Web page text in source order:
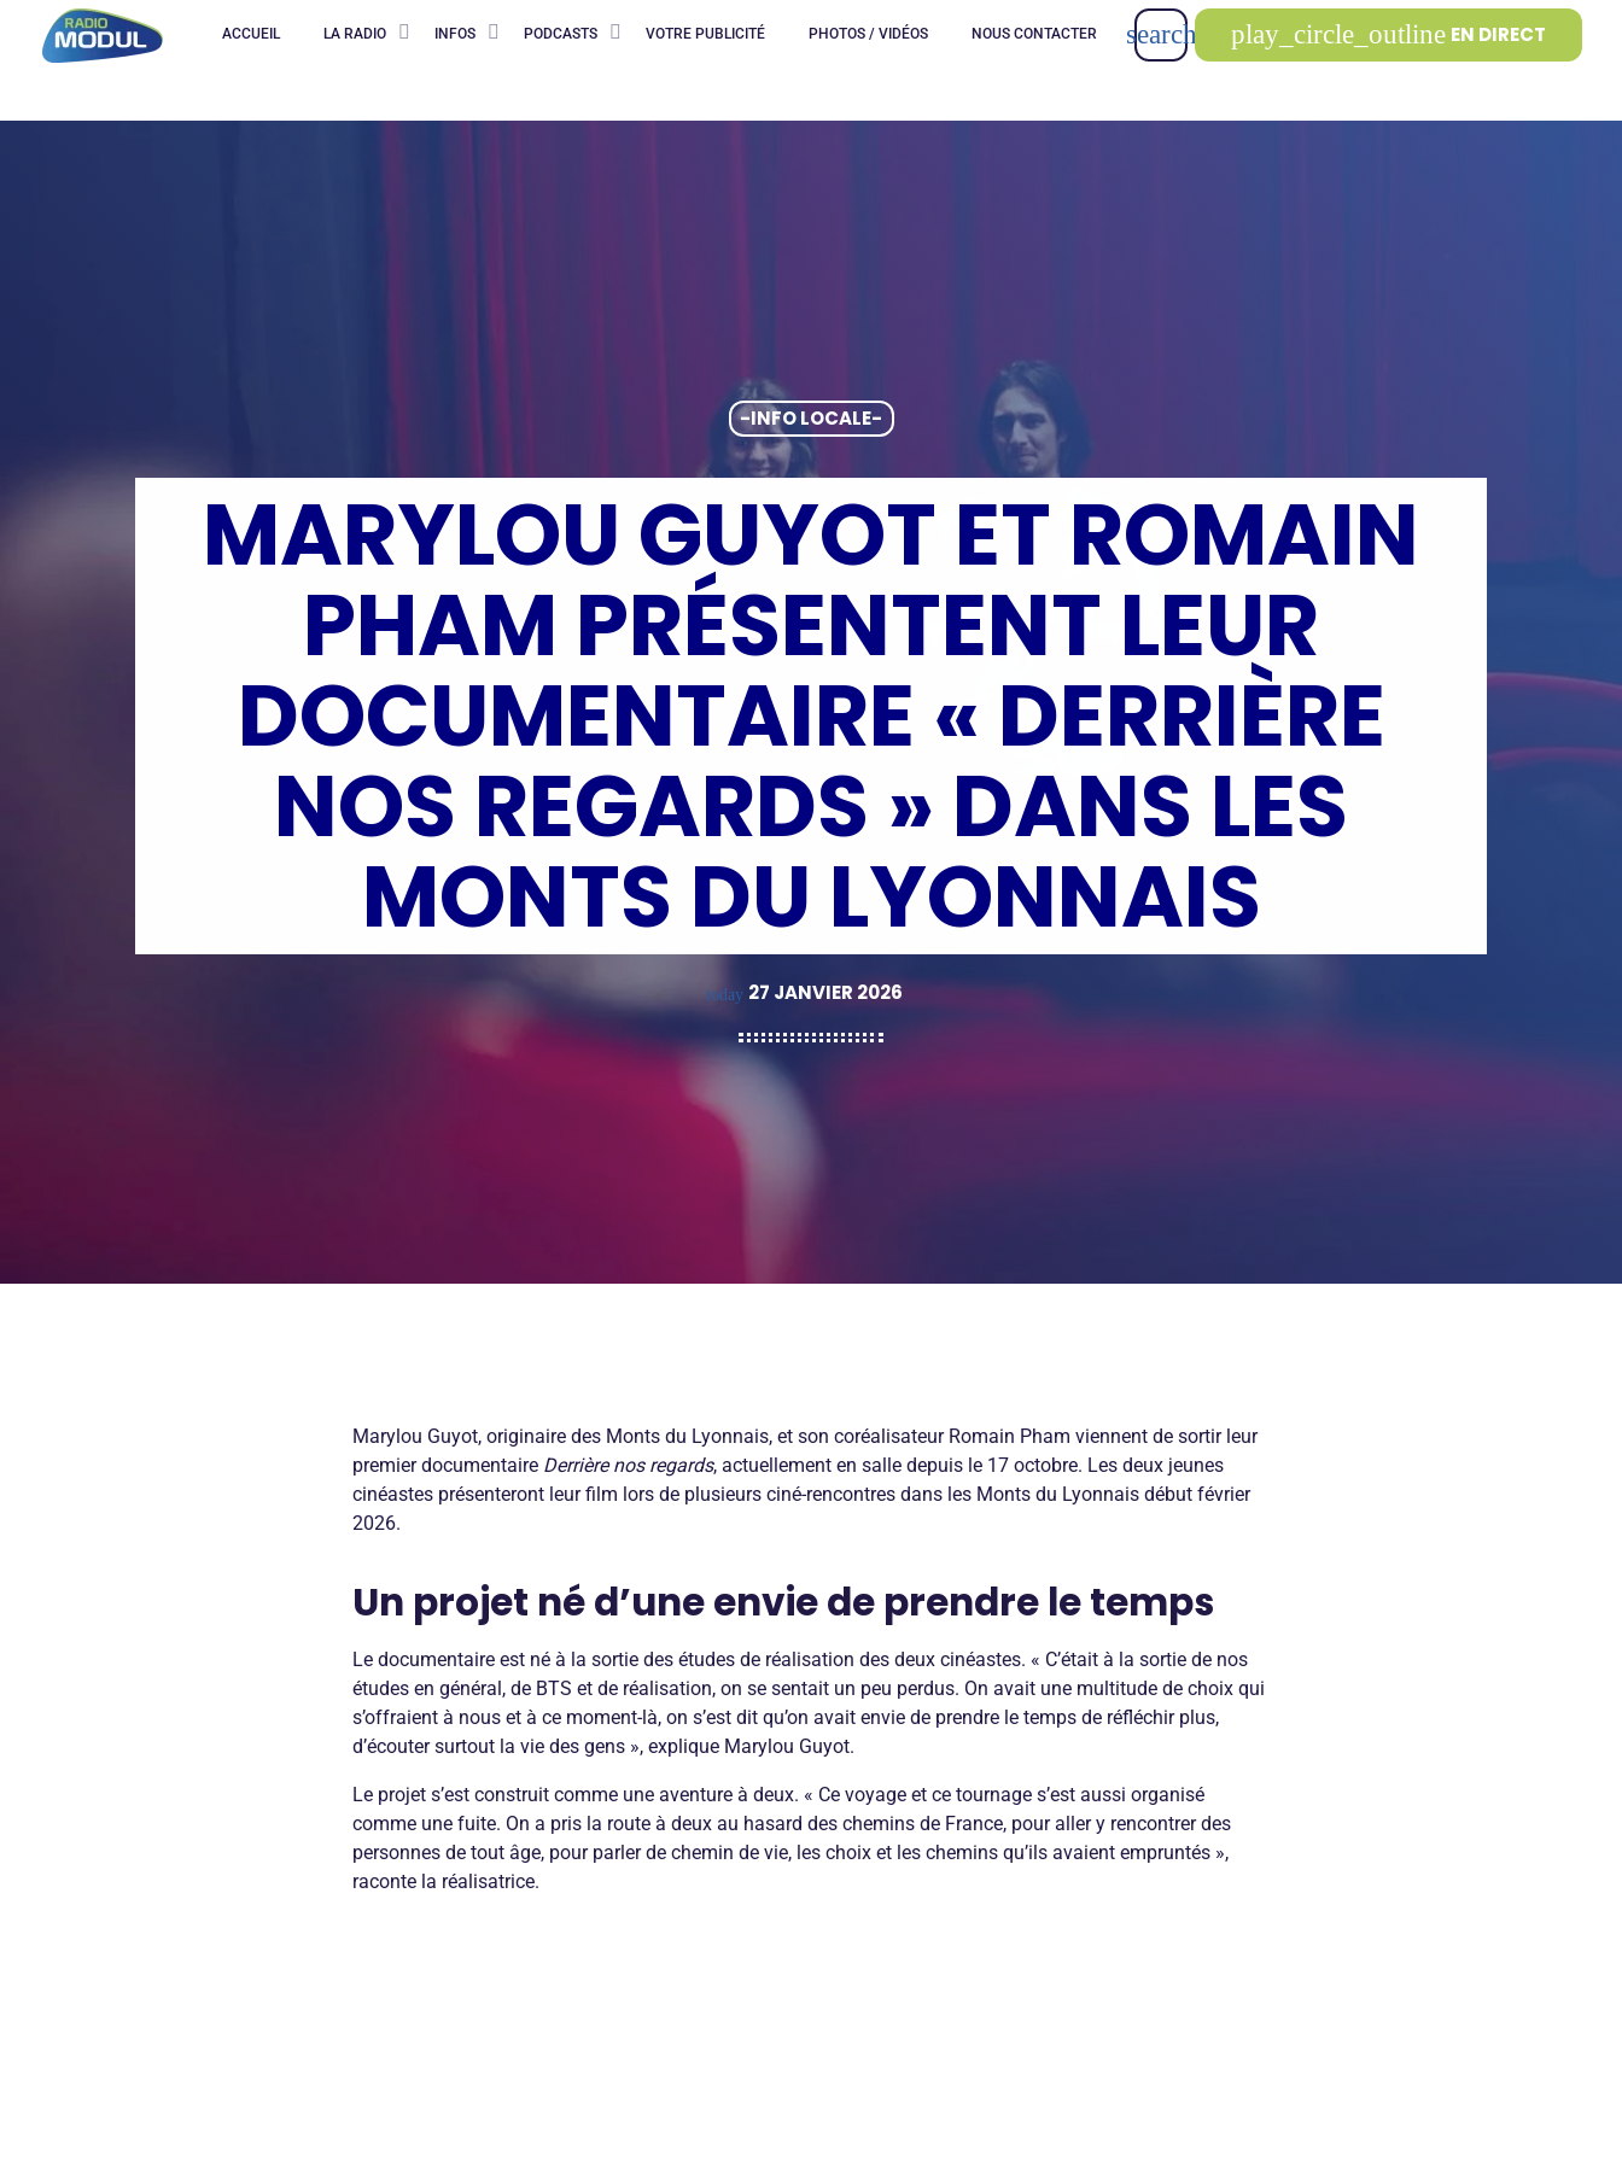
ACCUEIL LA RADIO INFOS PODCASTS VOTRE PUBLICITÉ PHOTOS / VIDÉOS NOUS CONTACTER search play_circle_outline EN DIRECT
-INFO LOCALE-
MARYLOU GUYOT ET ROMAIN
PHAM PRÉSENTENT LEUR
DOCUMENTAIRE « DERRIÈRE
NOS REGARDS » DANS LES
MONTS DU LYONNAIS
today 27 JANVIER 2026
Marylou Guyot, originaire des Monts du Lyonnais, et son coréalisateur Romain Pham viennent de sortir leur
premier documentaire Derrière nos regards, actuellement en salle depuis le 17 octobre. Les deux jeunes
cinéastes présenteront leur film lors de plusieurs ciné-rencontres dans les Monts du Lyonnais début février
2026.
Un projet né d’une envie de prendre le temps
Le documentaire est né à la sortie des études de réalisation des deux cinéastes. « C’était à la sortie de nos
études en général, de BTS et de réalisation, on se sentait un peu perdus. On avait une multitude de choix qui
s’offraient à nous et à ce moment-là, on s’est dit qu’on avait envie de prendre le temps de réfléchir plus,
d’écouter surtout la vie des gens », explique Marylou Guyot.
Le projet s’est construit comme une aventure à deux. « Ce voyage et ce tournage s’est aussi organisé
comme une fuite. On a pris la route à deux au hasard des chemins de France, pour aller y rencontrer des
personnes de tout âge, pour parler de chemin de vie, les choix et les chemins qu’ils avaient empruntés »,
raconte la réalisatrice.